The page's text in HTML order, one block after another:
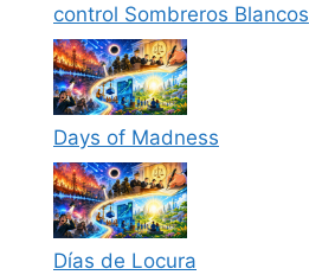
control Sombreros Blancos
Days of Madness
Días de Locura